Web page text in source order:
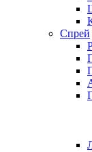
Спрей